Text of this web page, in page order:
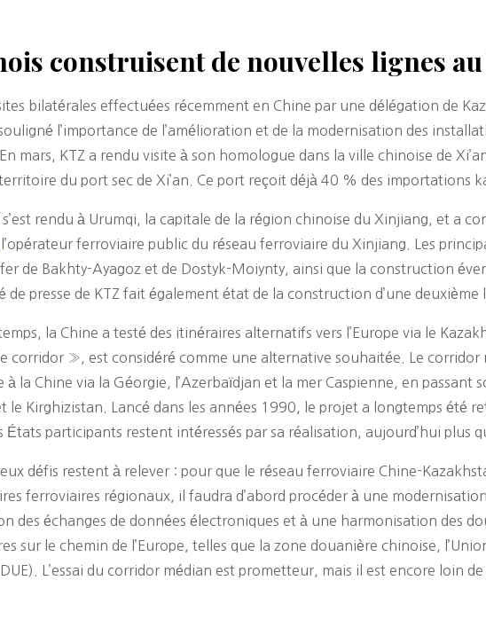
construisent de nouvelles lignes
bilatérales effectuées récemment en Chine par une délégation de
l’importance de l’amélioration et de la modernisation des
mars, KTZ a rendu visite à son homologue dans la ville chinoise de
du port sec de Xi’an. Ce port reçoit déjà 40 % des importations
s’est rendu à Urumqi, la capitale de la région chinoise du Xinjiang, et a
l’opérateur ferroviaire public du réseau ferroviaire du Xinjiang. Les
fer de Bakhty-Ayagoz et de Dostyk-Moiynty, ainsi que la construction
de presse de KTZ fait également état de la construction d’une
la Chine a testé des itinéraires alternatifs vers l’Europe via le
corridor », est considéré comme une alternative souhaitée. Le
à la Chine via la Géorgie, l’Azerbaïdjan et la mer Caspienne, en passant
le Kirghizistan. Lancé dans les années 1990, le projet a longtemps été
États participants restent intéressés par sa réalisation, aujourd’hui plus
défis restent à relever : pour que le réseau ferroviaire Chine-
ferroviaires régionaux, il faudra d’abord procéder à une
des échanges de données électroniques et à une harmonisation des
sur le chemin de l’Europe, telles que la zone douanière chinoise,
L’essai du corridor médian est prometteur, mais il est encore loin